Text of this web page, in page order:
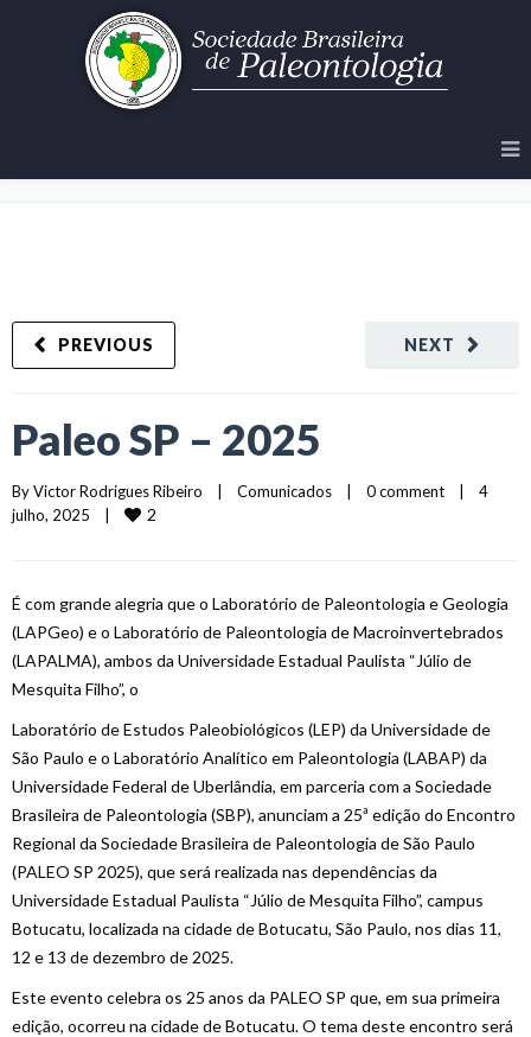
NEXT
PREVIOUS
Paleo SP – 2025
By Victor Rodrigues Ribeiro Comunicados 0 comment
4
julho, 2025
2
É com grande alegria que o Laboratório de Paleontologia e Geologia
(LAPGeo) e o Laboratório de Paleontologia de Macroinvertebrados
(LAPALMA), ambos da Universidade Estadual Paulista “Júlio de
Mesquita Filho”, o
Laboratório de Estudos Paleobiológicos (LEP) da Universidade de
São Paulo e o Laboratório Analítico em Paleontologia (LABAP) da
Universidade Federal de Uberlândia, em parceria com a Sociedade
Brasileira de Paleontologia (SBP), anunciam a 25ª edição do Encontro
Regional da Sociedade Brasileira de Paleontologia de São Paulo
(PALEO SP 2025), que será realizada nas dependências da
Universidade Estadual Paulista “Júlio de Mesquita Filho”, campus
Botucatu, localizada na cidade de Botucatu, São Paulo, nos dias 11,
12 e 13 de dezembro de 2025.
Este evento celebra os 25 anos da PALEO SP que, em sua primeira
edição, ocorreu na cidade de Botucatu. O tema deste encontro será